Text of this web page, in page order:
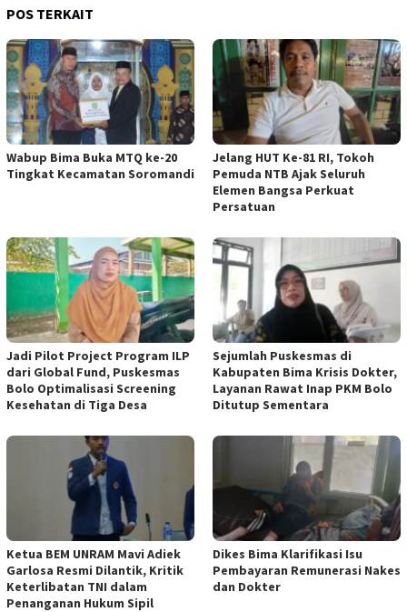
POS TERKAIT
Wabup Bima Buka MTQ ke-20
Tingkat Kecamatan Soromandi
Jelang HUT Ke-81 RI, Tokoh
Pemuda NTB Ajak Seluruh
Elemen Bangsa Perkuat
Persatuan
Jadi Pilot Project Program ILP
dari Global Fund, Puskesmas
Bolo Optimalisasi Screening
Kesehatan di Tiga Desa
Sejumlah Puskesmas di
Kabupaten Bima Krisis Dokter,
Layanan Rawat Inap PKM Bolo
Ditutup Sementara
Ketua BEM UNRAM Mavi Adiek
Garlosa Resmi Dilantik, Kritik
Keterlibatan TNI dalam
Penanganan Hukum Sipil
Dikes Bima Klarifikasi Isu
Pembayaran Remunerasi Nakes
dan Dokter